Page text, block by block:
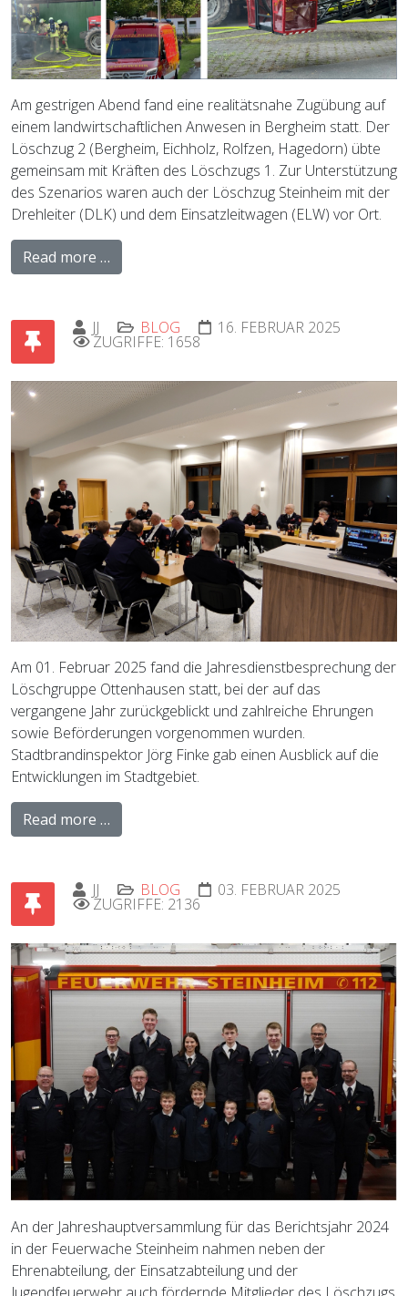
Am gestrigen Abend fand eine realitätsnahe Zugübung auf
einem landwirtschaftlichen Anwesen in Bergheim statt. Der
Löschzug 2 (Bergheim, Eichholz, Rolfzen, Hagedorn) übte
gemeinsam mit Kräften des Löschzugs 1. Zur Unterstützung
des Szenarios waren auch der Löschzug Steinheim mit der
Drehleiter (DLK) und dem Einsatzleitwagen (ELW) vor Ort.
Read more …
JJ BLOG 16. FEBRUAR 2025
ZUGRIFFE: 1658
Am 01. Februar 2025 fand die Jahresdienstbesprechung der
Löschgruppe Ottenhausen statt, bei der auf das
vergangene Jahr zurückgeblickt und zahlreiche Ehrungen
sowie Beförderungen vorgenommen wurden.
Stadtbrandinspektor Jörg Finke gab einen Ausblick auf die
Entwicklungen im Stadtgebiet.
Read more …
JJ BLOG 03. FEBRUAR 2025
ZUGRIFFE: 2136
An der Jahreshauptversammlung für das Berichtsjahr 2024
in der Feuerwache Steinheim nahmen neben der
Ehrenabteilung, der Einsatzabteilung und der